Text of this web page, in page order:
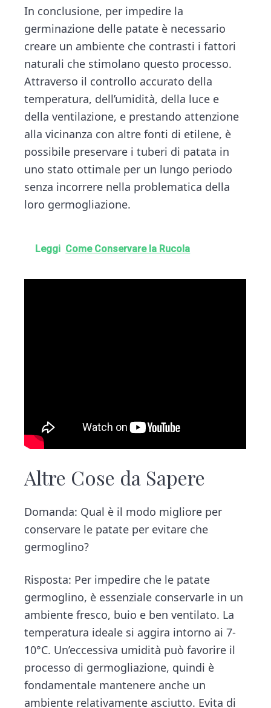
In conclusione, per impedire la
germinazione delle patate è necessario
creare un ambiente che contrasti i fattori
naturali che stimolano questo processo.
Attraverso il controllo accurato della
temperatura, dell’umidità, della luce e
della ventilazione, e prestando attenzione
alla vicinanza con altre fonti di etilene, è
possibile preservare i tuberi di patata in
uno stato ottimale per un lungo periodo
senza incorrere nella problematica della
loro germogliazione.
Leggi Come Conservare la Rucola
Altre Cose da Sapere
Domanda: Qual è il modo migliore per
conservare le patate per evitare che
germoglino?
Risposta: Per impedire che le patate
germoglino, è essenziale conservarle in un
ambiente fresco, buio e ben ventilato. La
temperatura ideale si aggira intorno ai 7-
10°C. Un’eccessiva umidità può favorire il
processo di germogliazione, quindi è
fondamentale mantenere anche un
ambiente relativamente asciutto. Evita di